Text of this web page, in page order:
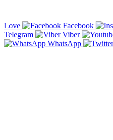
Love
Facebook
Telegram
Viber
WhatsApp